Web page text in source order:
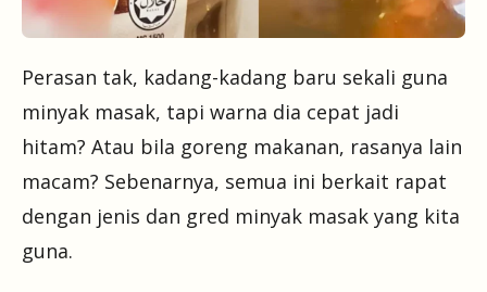
Perasan tak, kadang-kadang baru sekali guna
minyak masak, tapi warna dia cepat jadi
hitam? Atau bila goreng makanan, rasanya lain
macam? Sebenarnya, semua ini berkait rapat
dengan jenis dan gred minyak masak yang kita
guna.